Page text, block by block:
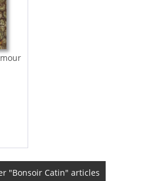
"Bonsoir Catin" articles